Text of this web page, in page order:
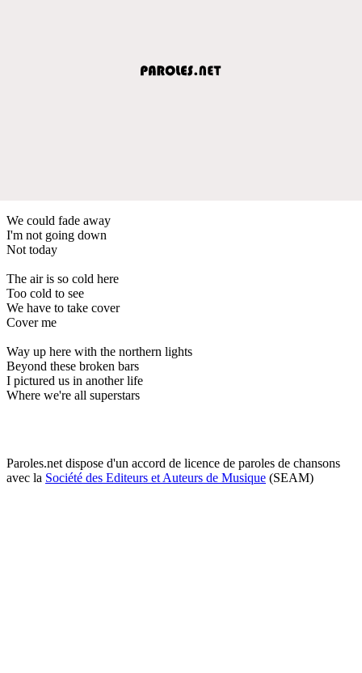
We could fade away
I'm not going down
Not today
The air is so cold here
Too cold to see
We have to take cover
Cover me
Way up here with the northern lights
Beyond these broken bars
I pictured us in another life
Where we're all superstars
Paroles.net dispose d'un accord de licence de paroles de chansons
avec la Société des Editeurs et Auteurs de Musique (SEAM)